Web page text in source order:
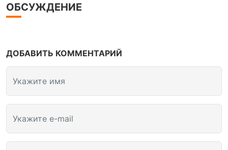
ОБСУЖДЕНИЕ
ДОБАВИТЬ КОММЕНТАРИЙ
Укажите имя
Укажите e-mail